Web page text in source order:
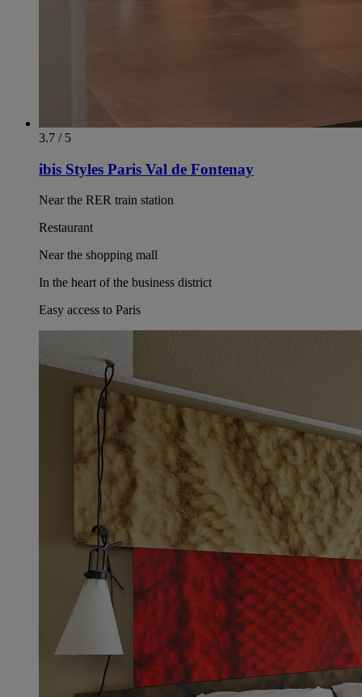
3.7 / 5
ibis Styles Paris Val de Fontenay
Near the RER train station
Restaurant
Near the shopping mall
In the heart of the business district
Easy access to Paris